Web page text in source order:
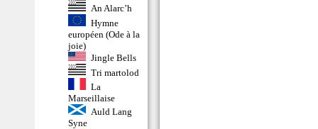
An Alarc’h
Hymne
européen (Ode à la
joie)
Jingle Bells
Tri martolod
La
Marseillaise
Auld Lang
Syne